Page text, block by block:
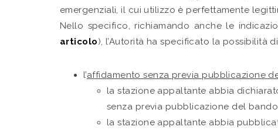
emergenziali, il cui utilizzo è perfettamente
Nello specifico, richiamando anche le
articolo), l’Autorità ha specificato la possibilità
l’affidamento senza previa pubblicazione
la stazione appaltante abbia
senza previa pubblicazione del
la stazione appaltante abbia